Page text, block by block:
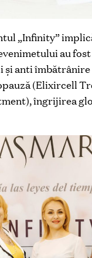
„Infinity”
au
anti
(Elixircell
îngrijirea